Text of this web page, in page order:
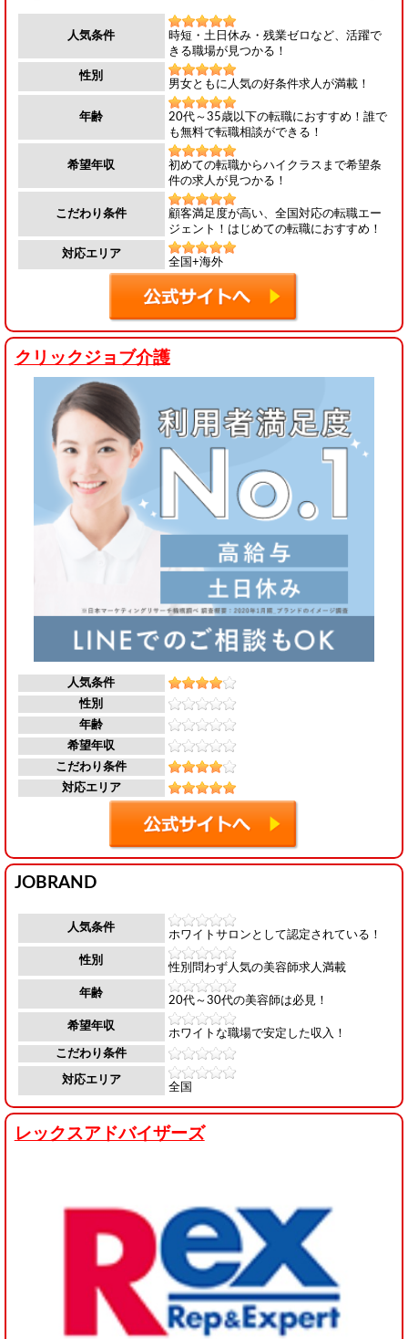
人気条件
時短・土日休み・残業ゼロなど、活躍で
きる職場が見つかる！
性別
男女ともに人気の好条件求人が満載！
年齢
20代～35歳以下の転職におすすめ！誰で
も無料で転職相談ができる！
希望年収
初めての転職からハイクラスまで希望条
件の求人が見つかる！
こだわり条件
顧客満足度が高い、全国対応の転職エー
ジェント！はじめての転職におすすめ！
対応エリア
全国+海外
クリックジョブ介護
人気条件
性別
年齢
希望年収
こだわり条件
対応エリア
JOBRAND
人気条件
ホワイトサロンとして認定されている！
性別
性別問わず人気の美容師求人満載
年齢
20代～30代の美容師は必見！
希望年収
ホワイトな職場で安定した収入！
こだわり条件
対応エリア
全国
レックスアドバイザーズ